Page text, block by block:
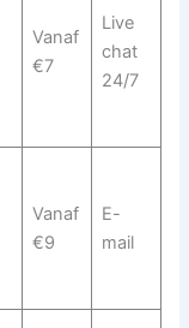
Vanaf
€7
Live
chat
24/7
Vanaf
€9
E-
mail